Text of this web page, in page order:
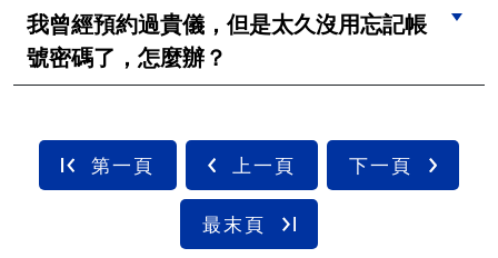
我曾經預約過貴儀，但是太久沒用忘記帳
號密碼了，怎麼辦？
第一頁 上一頁 下一頁
最末頁